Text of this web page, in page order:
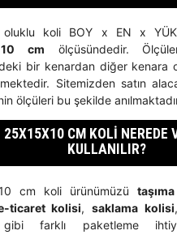
koli BOY x EN x
cm ölçüsündedir.
bir kenardan diğer kenara
Sitemizden satın
ölçüleri bu şekilde
25X15X10 CM KOLI NEREDE
KULLANILIR?
cm koli ürünümüzü
ticaret kolisi, saklama kolisi
farklı paketleme